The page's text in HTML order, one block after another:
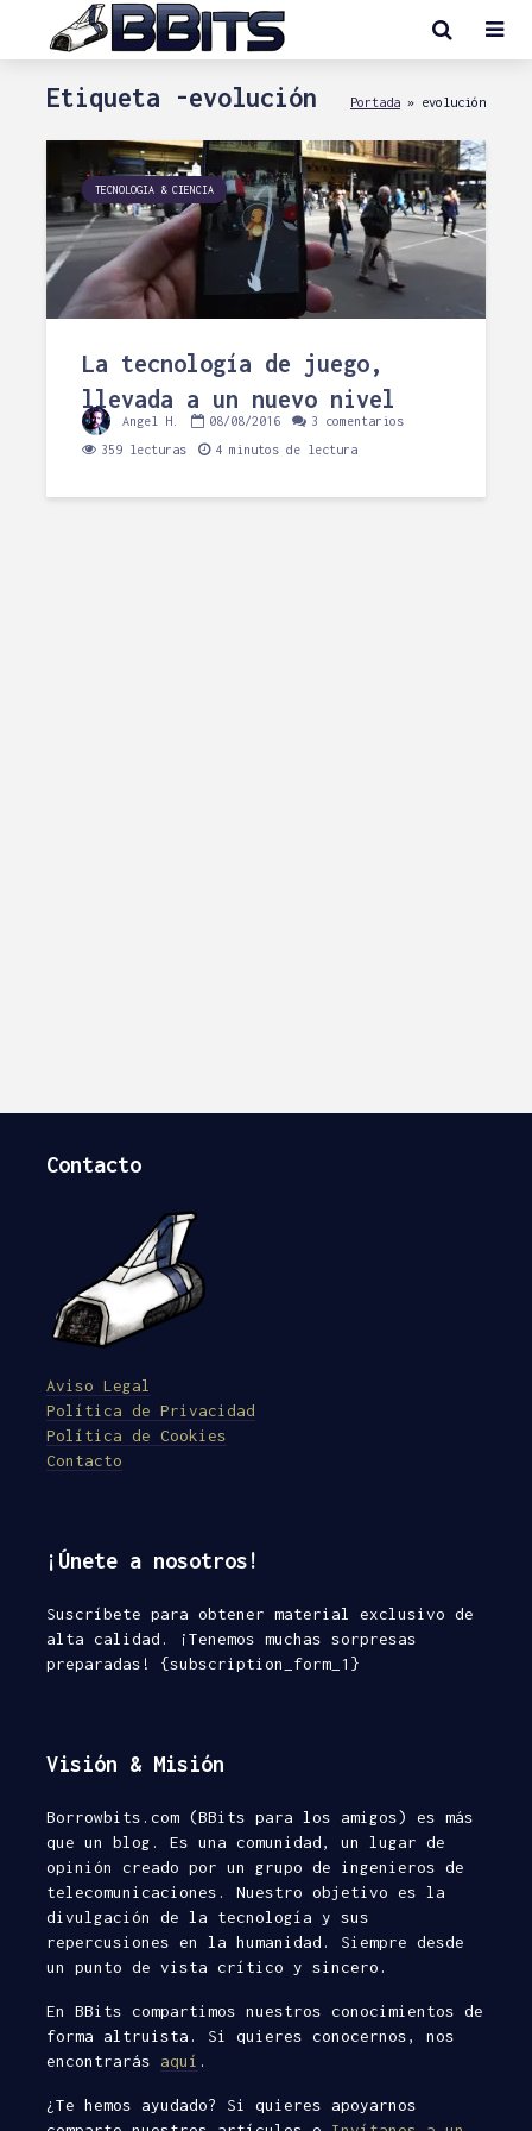
Etiqueta -evolución Portada » evolución
TECNOLOGIA & CIENCIA
La tecnología de juego,
llevada a un nuevo nivel
Angel H. 08/08/2016 3 comentarios
359 lecturas 4 minutos de lectura
Contacto
Aviso Legal
Política de Privacidad
Política de Cookies
Contacto
¡Únete a nosotros!
Suscríbete para obtener material exclusivo de
alta calidad. ¡Tenemos muchas sorpresas
preparadas! {subscription_form_1}
Visión & Misión
Borrowbits.com (BBits para los amigos) es más
que un blog. Es una comunidad, un lugar de
opinión creado por un grupo de ingenieros de
telecomunicaciones. Nuestro objetivo es la
divulgación de la tecnología y sus
repercusiones en la humanidad. Siempre desde
un punto de vista crítico y sincero.
En BBits compartimos nuestros conocimientos de
forma altruista. Si quieres conocernos, nos
encontrarás aquí .
¿Te hemos ayudado? Si quieres apoyarnos